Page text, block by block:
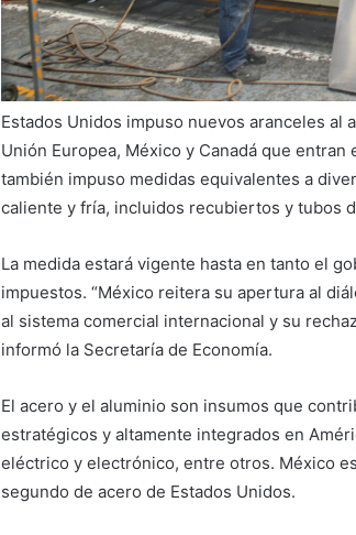
Estados Unidos impuso nuevos aranceles al
Unión Europea, México y Canadá que
también impuso medidas equivalentes a
caliente y fría, incluidos recubiertos y tubos
La medida estará vigente hasta en tanto el
impuestos. “México reitera su apertura al
al sistema comercial internacional y su
informó la Secretaría de Economía.
El acero y el aluminio son insumos que
estratégicos y altamente integrados en
eléctrico y electrónico, entre otros. México
segundo de acero de Estados Unidos.